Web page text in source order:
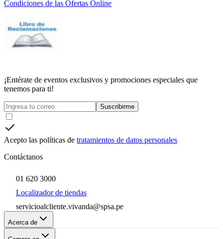
Condiciones de las Ofertas Online
¡Entérate de eventos exclusivos y promociones especiales que
tenemos para ti!
Suscribirme
Acepto las políticas de tratamientos de datos personales
Contáctanos
01 620 3000
Localizador de tiendas
servicioalcliente.vivanda@spsa.pe
Acerca de